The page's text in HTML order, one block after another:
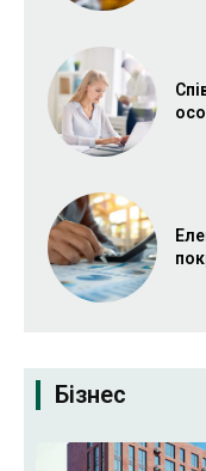
Бізнес